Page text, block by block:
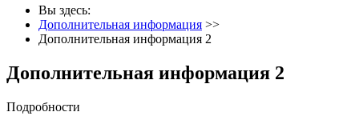
Вы здесь:
Дополнительная информация >>
Дополнительная информация 2
Дополнительная информация 2
Подробности